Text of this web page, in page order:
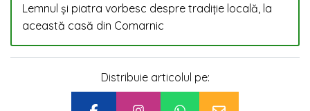
Lemnul și piatra vorbesc despre tradiție locală, la
această casă din Comarnic
Distribuie articolul pe: